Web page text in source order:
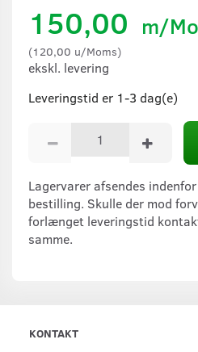
150,00 m/
(120,00 u/Moms)
ekskl. levering
Leveringstid er 1-3 dag(e)
Lagervarer afsendes
bestilling. Skulle der mod
forlænget leveringstid
samme.
KONTAKT